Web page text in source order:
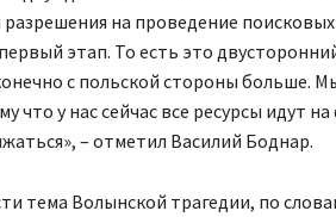
на проведение
этап. То есть это
с польской стороны больше.
что у нас сейчас все ресурсы идут
– отметил Василий Боднар.
тема Волынской трагедии, по